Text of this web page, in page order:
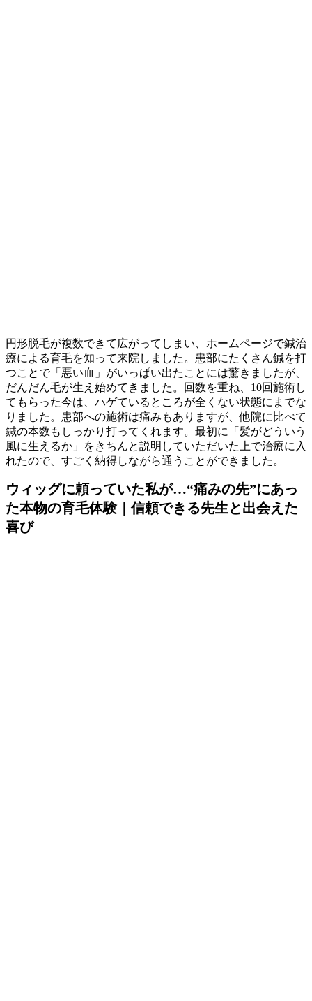
円形脱毛が複数できて広がってしまい、ホームページで鍼治
療による育毛を知って来院しました。患部にたくさん鍼を打
つことで「悪い血」がいっぱい出たことには驚きましたが、
だんだん毛が生え始めてきました。回数を重ね、10回施術し
てもらった今は、ハゲているところが全くない状態にまでな
りました。患部への施術は痛みもありますが、他院に比べて
鍼の本数もしっかり打ってくれます。最初に「髪がどういう
風に生えるか」をきちんと説明していただいた上で治療に入
れたので、すごく納得しながら通うことができました。
ウィッグに頼っていた私が…“痛みの先”にあっ
た本物の育毛体験｜信頼できる先生と出会えた
喜び